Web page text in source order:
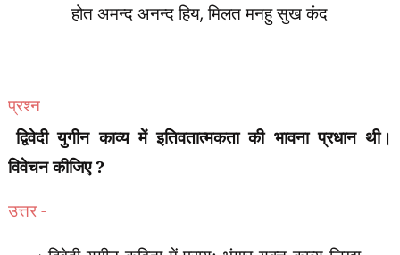
होत अमन्द अनन्द हिय,मिलत मनहु सुख कंद
प्रश्न
द्विवेदी युगीन काव्य में इतिवतात्मकता की भावना प्रधान थी।
विवेचन कीजिए ?
उत्तर -